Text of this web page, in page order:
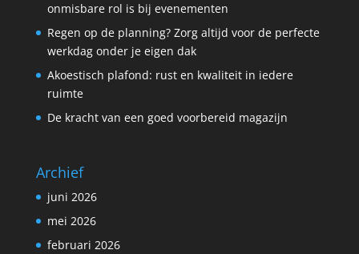
onmisbare rol is bij evenementen
Regen op de planning? Zorg altijd voor de perfecte
werkdag onder je eigen dak
Akoestisch plafond: rust en kwaliteit in iedere
ruimte
De kracht van een goed voorbereid magazijn
Archief
juni 2026
mei 2026
februari 2026